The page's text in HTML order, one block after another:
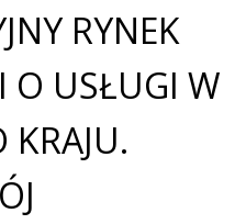
RYNEK
O USŁUGI W
KRAJU.